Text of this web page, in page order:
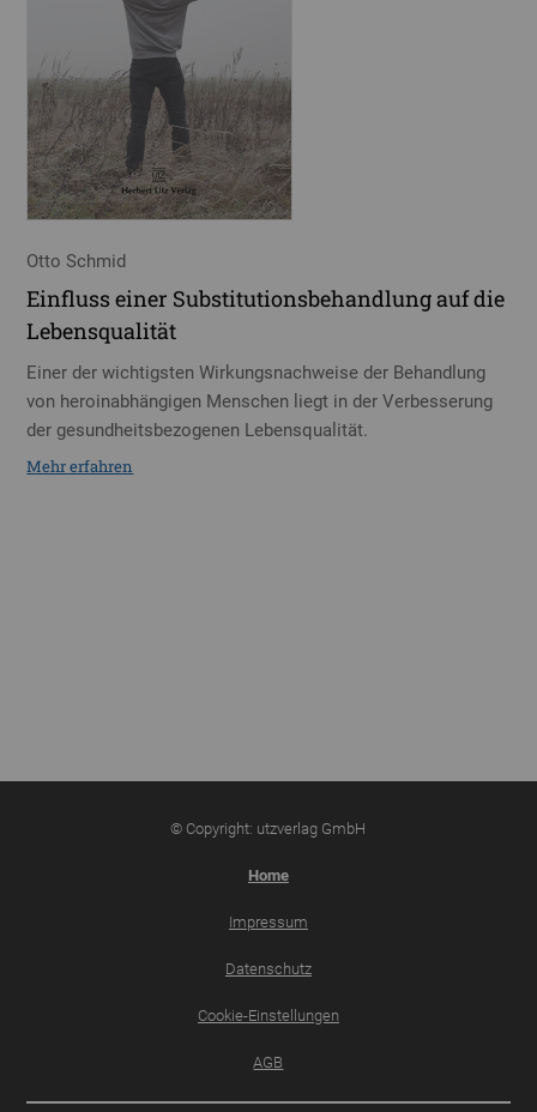
Otto Schmid
Einfluss einer Substitutionsbehandlung auf die
Lebensqualität
Einer der wichtigsten Wirkungsnachweise der Behandlung
von heroinabhängigen Menschen liegt in der Verbesserung
der gesundheitsbezogenen Lebensqualität.
Mehr erfahren
© Copyright: utzverlag GmbH
Home
Impressum
Datenschutz
Cookie-Einstellungen
AGB